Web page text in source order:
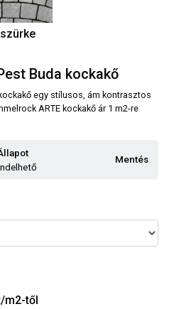
Buda kockakő
egy stílusos, ám kontrasztos
ARTE kockakő ár 1 m2-re
Mentés
m2-től